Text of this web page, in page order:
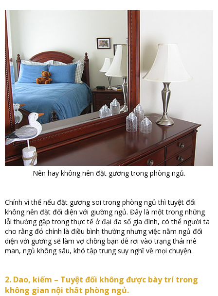
Nên hay không nên đặt gương trong phòng ngủ.
Chính vì thế nếu đặt gương soi trong phòng ngủ thì tuyệt đối
không nên đặt đối diện với giường ngủ. Đây là một trong những
lỗi thường gặp trong thực tế ở đại đa số gia đình, có thể người ta
cho rằng đó chính là điều bình thường nhưng việc nằm ngủ đối
diện với gương sẽ làm vợ chồng bạn dễ rơi vào trạng thái mê
man, ngủ không sâu, khó tập trung suy nghĩ về mọi chuyện.
2. Dao, kiếm – Tuyệt đối không được bày trí trong
không gian nội thất phòng ngủ.